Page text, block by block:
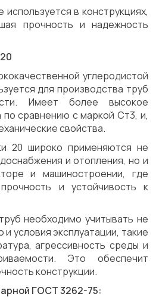
в конструкциях,
прочность и надежность
углеродистой
для производства труб
Имеет более высокое
сравнению с маркой Ст3, и,
свойства.
20 широко применяются не
и отопления, но и
и машиностроении, где
и устойчивость к
необходимо учитывать не
и условия эксплуатации, такие
агрессивность среды и
Это обеспечит
конструкции.
ГОСТ 3262-75: